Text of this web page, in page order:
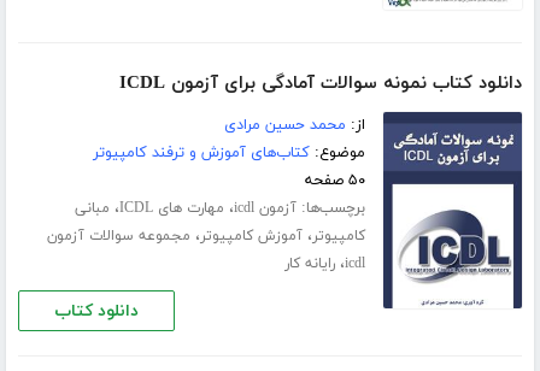
دانلود کتاب نمونه سوالات آمادگی برای آزمون ICDL
از: محمد حسین مرادی
موضوع:کتاب‌های آموزش و ترفند کامپیوتر
۵۰ صفحه
برچسب‌ها:آزمون icdl ، مهارت های ICDL ، مبانی
کامپیوتر،آموزش کامپیوتر، مجموعه سوالات آزمون
icdl،رایانه کار
دانلود کتاب